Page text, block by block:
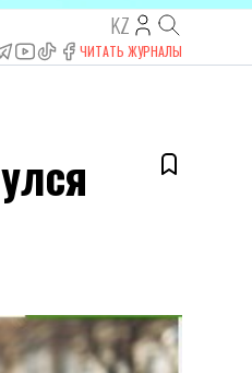
KZ
ЧИТАТЬ ЖУРНАЛЫ